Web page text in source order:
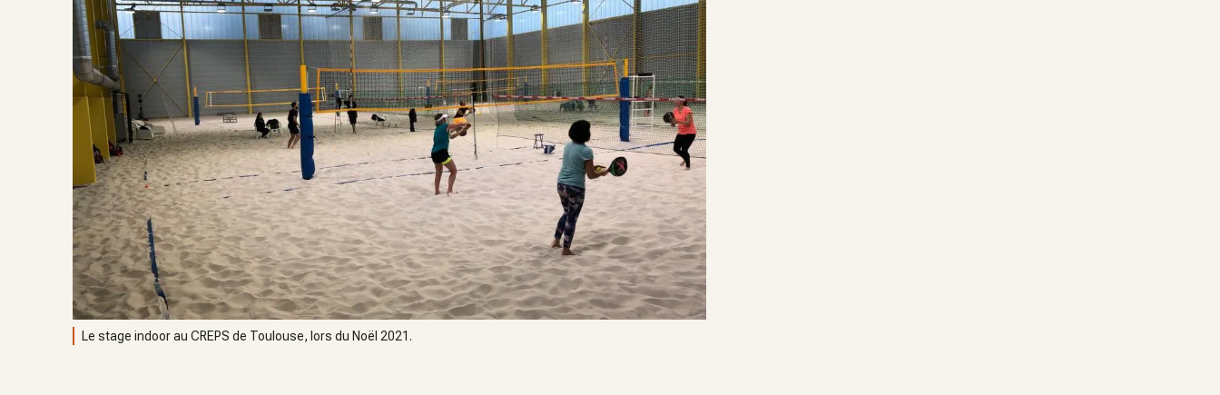
Le stage indoor au CREPS de Toulouse, lors du Noël 2021.